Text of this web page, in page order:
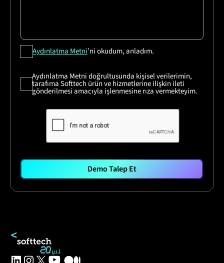
Aydınlatma Metni’ni okudum, anladım.
Aydınlatma Metni doğrultusunda kişisel verilerimin,
tarafıma Softtech ürün ve hizmetlerine ilişkin ileti
gönderilmesi amacıyla işlenmesine rıza vermekteyim.
Demo Talep Et